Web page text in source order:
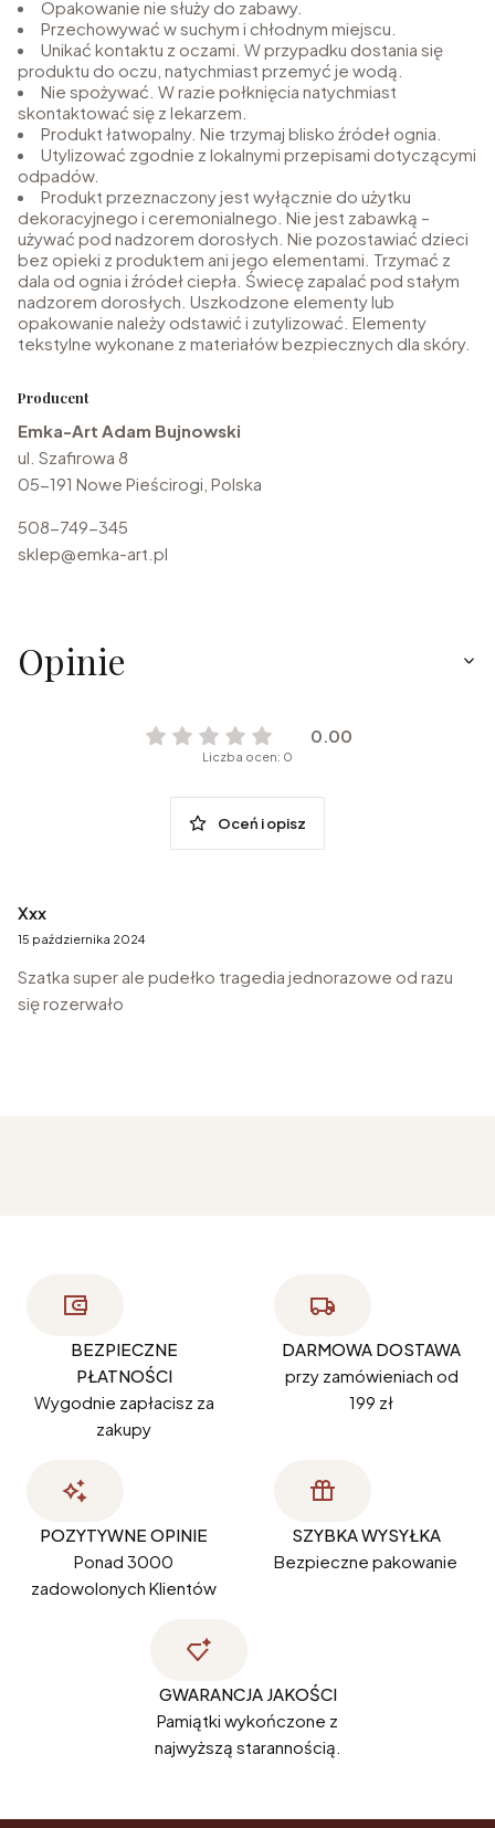
Opakowanie nie służy do zabawy.
Przechowywać w suchym i chłodnym miejscu.
Unikać kontaktu z oczami. W przypadku dostania się
produktu do oczu, natychmiast przemyć je wodą.
Nie spożywać. W razie połknięcia natychmiast
skontaktować się z lekarzem.
Produkt łatwopalny. Nie trzymaj blisko źródeł ognia.
Utylizować zgodnie z lokalnymi przepisami dotyczącymi
odpadów.
Produkt przeznaczony jest wyłącznie do użytku
dekoracyjnego i ceremonialnego. Nie jest zabawką –
używać pod nadzorem dorosłych. Nie pozostawiać dzieci
bez opieki z produktem ani jego elementami. Trzymać z
dala od ognia i źródeł ciepła. Świecę zapalać pod stałym
nadzorem dorosłych. Uszkodzone elementy lub
opakowanie należy odstawić i zutylizować. Elementy
tekstylne wykonane z materiałów bezpiecznych dla skóry.
Producent
Emka-Art Adam Bujnowski
ul. Szafirowa 8
05-191 Nowe Pieścirogi, Polska
508-749-345
sklep@emka-art.pl
Opinie
0.00
Liczba ocen: 0
Oceń i opisz
Xxx
15 października 2024
Szatka super ale pudełko tragedia jednorazowe od razu
się rozerwało
BEZPIECZNE
PŁATNOŚCI
Wygodnie zapłacisz za
zakupy
DARMOWA DOSTAWA
przy zamówieniach od
199 zł
POZYTYWNE OPINIE
Ponad 3000
zadowolonych Klientów
SZYBKA WYSYŁKA
Bezpieczne pakowanie
GWARANCJA JAKOŚCI
Pamiątki wykończone z
najwyższą starannością.